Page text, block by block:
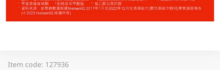
Item code: 127936